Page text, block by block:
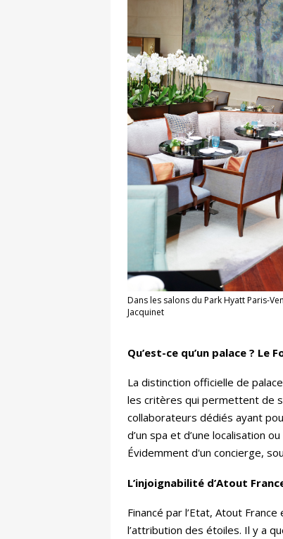
Dans les salons du Park Hyatt Paris-
Jacquinet
Qu’est-ce qu’un palace ? Le
La distinction officielle de
les critères qui permettent de
collaborateurs dédiés ayant
d’un spa et d’une localisation
Évidemment d'un concierge,
L’injoignabilité d’Atout
Financé par l’Etat, Atout
l’attribution des étoiles. Il y a